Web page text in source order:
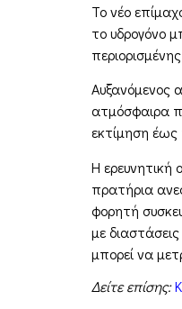
Το νέο
το υδρογόνο
Αυξανόμενος
ατμόσφαιρα
εκτίμηση έως
Η ερευνητική
πρατήρια
φορητή
με
μπορεί να
Δείτε επίσης: